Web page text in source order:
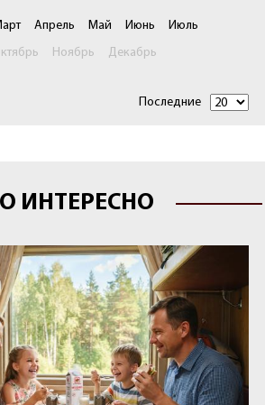
Апрель Май Июнь
Июль
Ноябрь Декабрь
Последние
ИНТЕРЕСНО